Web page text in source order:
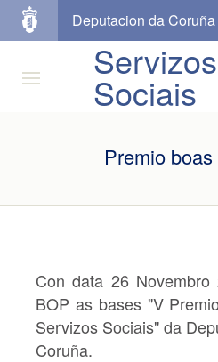
Deputacion da Coruña
Servizos
Sociais
Premio
Con data 26
BOP as bases "V
Servizos Sociais"da
Coruña.